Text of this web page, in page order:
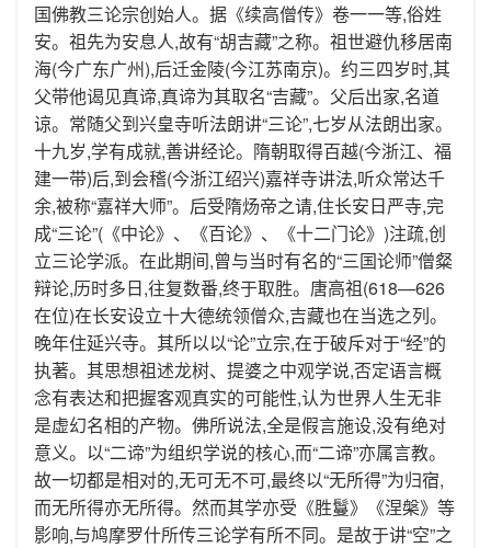
国佛教三论宗创始人。据《续高僧传》卷一一等,俗姓
安。祖先为安息人,故有“胡吉藏”之称。祖世避仇移居南
海(今广东广州),后迁金陵(今江苏南京)。约三四岁时,其
父带他谒见真谛,真谛为其取名“吉藏”。父后出家,名道
谅。常随父到兴皇寺听法朗讲“三论”,七岁从法朗出家。
十九岁,学有成就,善讲经论。隋朝取得百越(今浙江、福
建一带)后,到会稽(今浙江绍兴)嘉祥寺讲法,听众常达千
余,被称“嘉祥大师”。后受隋炀帝之请,住长安日严寺,完
成“三论”(《中论》、《百论》、《十二门论》)注疏,创
立三论学派。在此期间,曾与当时有名的“三国论师”僧粲
辩论,历时多日,往复数番,终于取胜。唐高祖(618—626
在位)在长安设立十大德统领僧众,吉藏也在当选之列。
晚年住延兴寺。其所以以“论”立宗,在于破斥对于“经”的
执著。其思想祖述龙树、提婆之中观学说,否定语言概
念有表达和把握客观真实的可能性,认为世界人生无非
是虚幻名相的产物。佛所说法,全是假言施设,没有绝对
意义。以“二谛”为组织学说的核心,而“二谛”亦属言教。
故一切都是相对的,无可无不可,最终以“无所得”为归宿,
而无所得亦无所得。然而其学亦受《胜鬘》《涅槃》等
影响,与鸠摩罗什所传三论学有所不同。是故于讲“空”之